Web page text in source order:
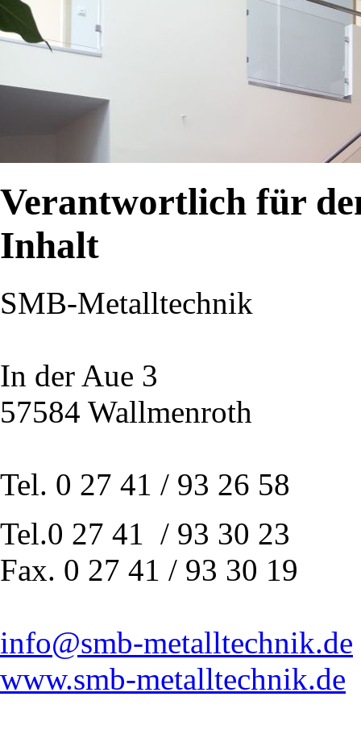
Verantwortlich für
Inhalt
SMB-Metalltechnik
In der Aue 3
57584 Wallmenroth
Tel. 0 27 41 / 93 26 58
Tel.0 27 41 / 93 30 23
Fax. 0 27 41 / 93 30 19
info@smb-metalltechnik.de
www.smb-metalltechnik.de